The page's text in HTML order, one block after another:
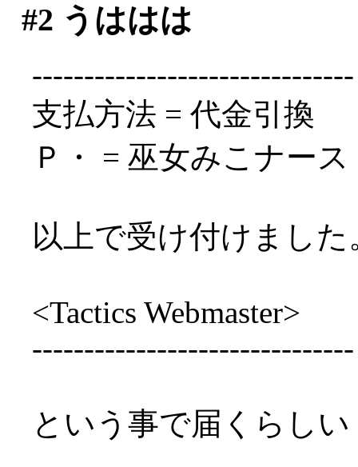
#2 うははは
-------------------------------
支払方法 = 代金引換
Ｐ・ = 巫女みこナー
以上で受け付けまし
<Tactics Webmaster>
-------------------------------
という事で届くらし